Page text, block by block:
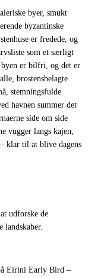
byer, smukt
byzantinske
er fredede, og
som et særligt
byen er bilfri, og det er
brostensbelagte
stemningsfulde
havnen summer det
side om side
vugger langs kajen,
klar til at blive dagens
udforske de
landskaber.
Eirini Early Bird –